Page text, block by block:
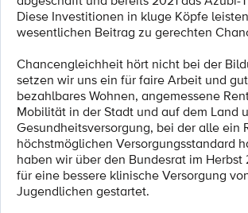
Diese Investitionen in kluge Köpfe
wesentlichen Beitrag zu gerechten
Chancengleichheit hört nicht bei der
setzen wir uns ein für faire Arbeit und
bezahlbares Wohnen, angemessene
Mobilität in der Stadt und auf dem Land
Gesundheitsversorgung, bei der alle ein
höchstmöglichen Versorgungsstandard
haben wir über den Bundesrat im
für eine bessere klinische Versorgung
Jugendlichen gestartet.